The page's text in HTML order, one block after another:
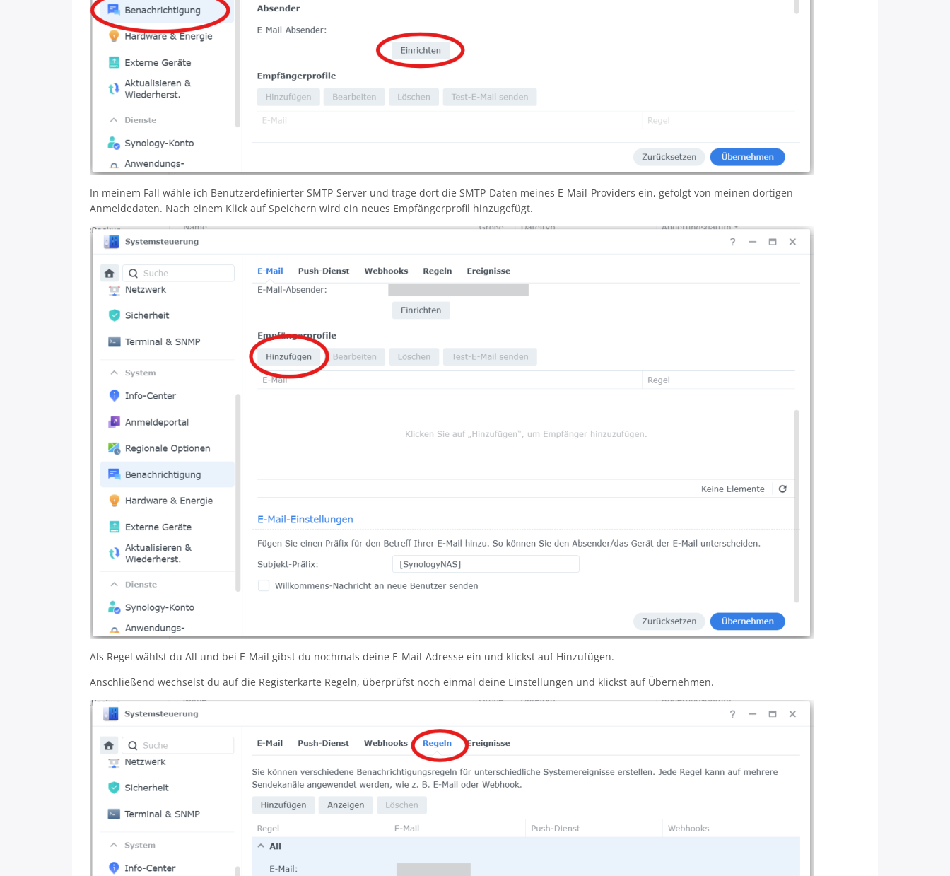
In meinem Fall wähle ich Benutzerdefinierter SMTP-Server und trage dort die SMTP-Daten meines E-Mail-Providers ein, gefolgt von meinen dortigen
Anmeldedaten. Nach einem Klick auf Speichern wird ein neues Empfängerprofil hinzugefügt.
Als Regel wählst du All und bei E-Mail gibst du nochmals deine E-Mail-Adresse ein und klickst auf Hinzufügen.
Anschließend wechselst du auf die Registerkarte Regeln, überprüfst noch einmal deine Einstellungen und klickst auf Übernehmen.